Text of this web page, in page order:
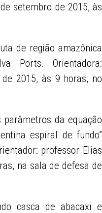
setembro de 2015, às
de região amazônica
Ports. Orientadora:
2015, às 9 horas, no
parâmetros da equação
espiral de fundo”
professor Elias
na sala de defesa de
casca de abacaxi e